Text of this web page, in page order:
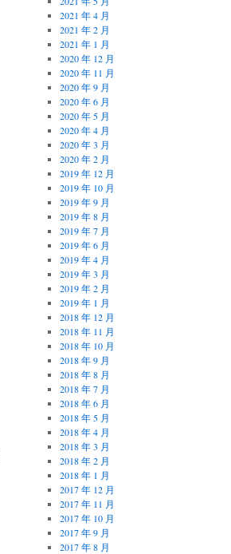
2021 年 4 月
2021 年 2 月
2021 年 1 月
2020 年 12 月
2020 年 11 月
2020 年 9 月
2020 年 6 月
2020 年 5 月
2020 年 4 月
2020 年 3 月
2020 年 2 月
2019 年 12 月
2019 年 10 月
2019 年 9 月
2019 年 8 月
2019 年 7 月
2019 年 6 月
2019 年 4 月
2019 年 3 月
2019 年 2 月
2019 年 1 月
2018 年 12 月
2018 年 11 月
2018 年 10 月
2018 年 9 月
2018 年 8 月
2018 年 7 月
2018 年 6 月
2018 年 5 月
2018 年 4 月
2018 年 3 月
2018 年 2 月
2018 年 1 月
2017 年 12 月
2017 年 11 月
2017 年 10 月
2017 年 9 月
2017 年 8 月